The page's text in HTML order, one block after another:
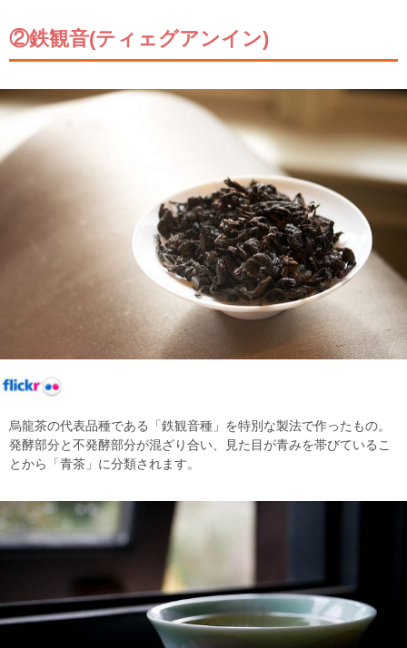
②鉄観音(ティェグアンイン)
烏龍茶の代表品種である「鉄観音種」を特別な製法で作ったもの。
発酵部分と不発酵部分が混ざり合い、見た目が青みを帯びているこ
とから「青茶」に分類されます。